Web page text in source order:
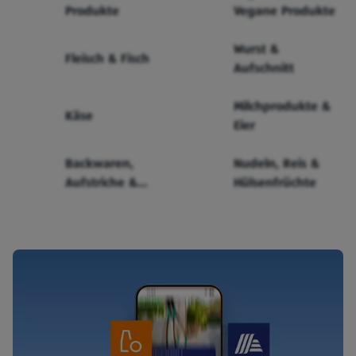
Produkte
Vegane Produkte
Fleisch & Fisch
Wurst &
Aufschnitt
Käse
Milchprodukte &
Eier
Backwaren,
Aufstriche &
Nudeln, Reis &
Hülsenfrüchte